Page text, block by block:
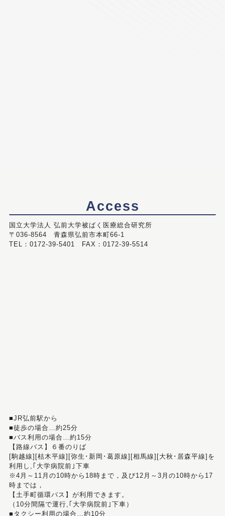
Access
国立大学法人 弘前大学被ばく医療総合研究所
〒036-8564 青森県弘前市本町66-1
TEL：0172-39-5401 FAX：0172-39-5514
■JR弘前駅から
■徒歩の場合…約25分
■バス利用の場合…約15分
【路線バス】６番のりば
[駒越線][枯木平線][弥生･新岡･葛原線][相馬線][大秋･居森平線]を
利用し,｢大学病院前｣下車
※4月～11月の10時から18時まで，及び12月～3月の10時から17
時までは，
【土手町循環バス】が利用できます。
（10分間隔で運行,｢大学病院前｣下車）
■タクシー利用の場合…約10分